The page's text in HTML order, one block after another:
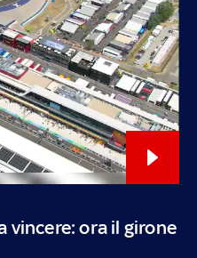
vincere: ora il girone